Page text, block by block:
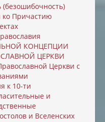
ко Причастию
КОНЦЕПЦИИ
ЦЕРКВИ
Церкви с
к 10-ти
и
и Вселенских